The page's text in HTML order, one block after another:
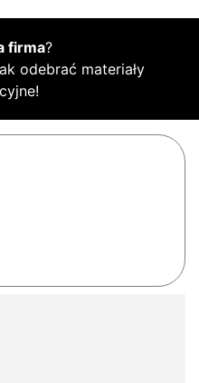
firma?
odebrać materiały